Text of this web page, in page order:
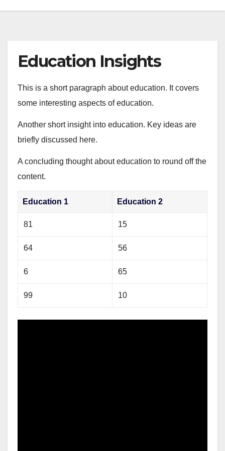
Education Insights
This is a short paragraph about education. It covers
some interesting aspects of education.
Another short insight into education. Key ideas are
briefly discussed here.
A concluding thought about education to round off the
content.
Education 1 Education 2
81 15
64 56
6 65
99 10